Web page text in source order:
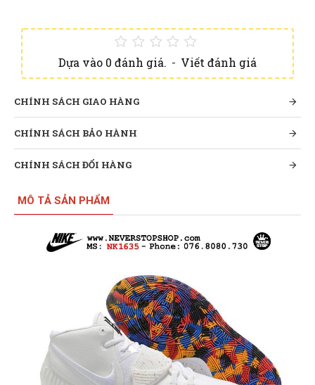
Dựa vào 0 đánh giá. - Viết đánh giá
CHÍNH SÁCH GIAO HÀNG
CHÍNH SÁCH BẢO HÀNH
CHÍNH SÁCH ĐỔI HÀNG
MÔ TẢ SẢN PHẨM